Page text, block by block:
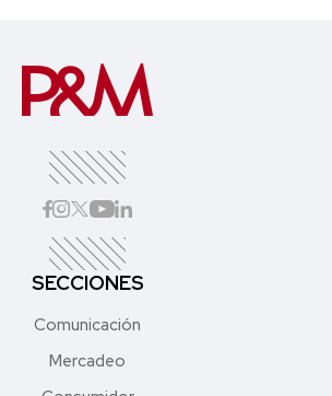
SECCIONES
Comunicación
Mercadeo